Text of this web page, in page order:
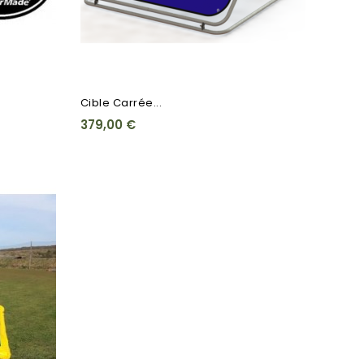
Cible Carrée...
379,00 €